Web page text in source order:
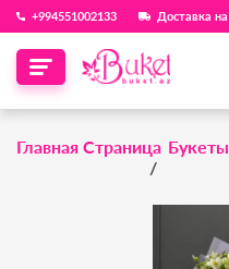
‪+994551002133‬ Доставка
Главная Страница Букеты